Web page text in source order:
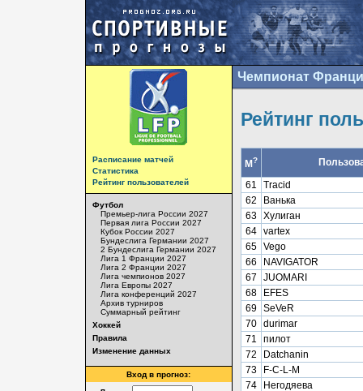
Расписание матчей
Статистика
Рейтинг пользователей
Футбол
Премьер-лига России 2027
Первая лига России 2027
Кубок России 2027
Бундеслига Германии 2027
2 Бундеслига Германии 2027
Лига 1 Франции 2027
Лига 2 Франции 2027
Лига чемпионов 2027
Лига Европы 2027
Лига конференций 2027
Архив турниров
Суммарный рейтинг
Хоккей
Правила
Изменение данных
Вход в прогноз:
Чемпионат
Рейтинг
М?
61
Tracid
62
Ванька
63 Хулиган
64 vartex
65 Vego
66
NAVIGATOR
67
JUOMARI
68
EFES
69 SeVeR
70 durimar
71
пилот
72
Datchanin
73
F-C-L-M
74
Негодяева